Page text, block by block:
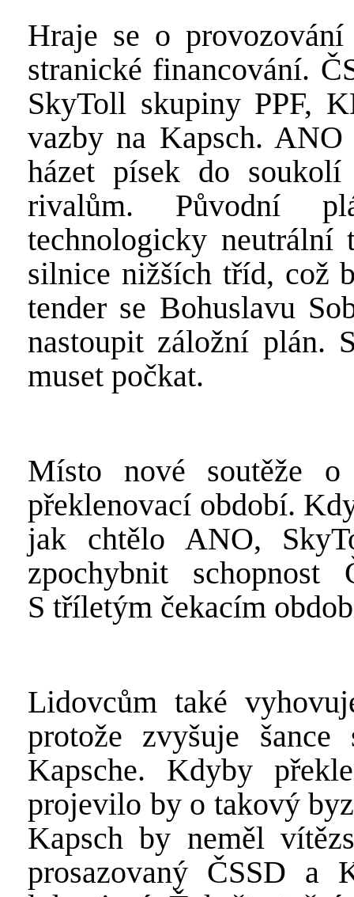
Hraje se o
stranické financování.
SkyToll skupiny PPF,
vazby na Kapsch. ANO
házet písek do
rivalům. Původní
technologicky neutrální
silnice nižších tříd, což
tender se Bohuslavu
nastoupit záložní plán.
muset počkat.
Místo nové soutěže o
překlenovací období.
jak chtělo ANO,
zpochybnit
S tříletým čekacím
Lidovcům také
protože zvyšuje šance
Kapsche. Kdyby
projevilo by o takový
Kapsch by neměl
prosazovaný ČSSD a